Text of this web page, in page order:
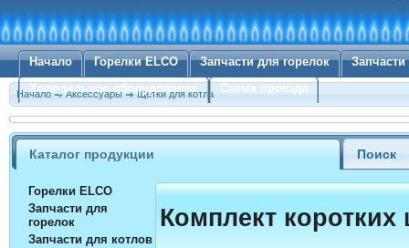
Начало Горелки ELCO Запчасти для горелок
Холодильное оборудование
Схема проезда
Начало Аксессуары Щетки для котла
Каталог продукции Поиск
Горелки ELCO
Запчасти для
горелок
Запчасти для котлов
Комплект коротких